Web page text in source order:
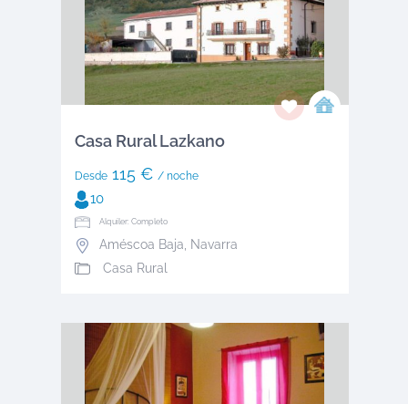
Casa Rural Lazkano
Desde115 € / noche
10
Alquiler: Completo
Améscoa Baja, Navarra
Casa Rural